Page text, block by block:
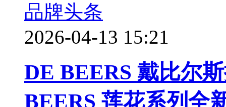
品牌头条
2026-04-13 15:21
DE BEERS 戴比尔
BEERS 莲花系列全